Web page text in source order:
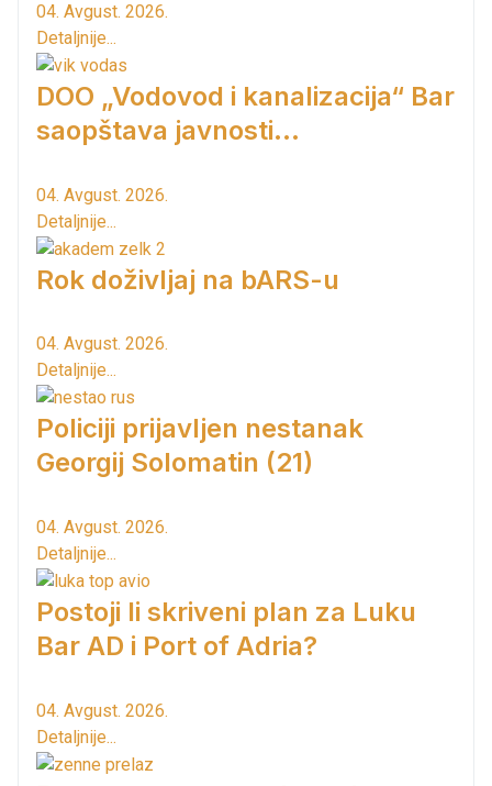
04. Avgust. 2026.
Detaljnije...
DOO „Vodovod i kanalizacija“ Bar
saopštava javnosti...
04. Avgust. 2026.
Detaljnije...
Rok doživljaj na bARS-u
04. Avgust. 2026.
Detaljnije...
Policiji prijavljen nestanak
Georgij Solomatin (21)
04. Avgust. 2026.
Detaljnije...
Postoji li skriveni plan za Luku
Bar AD i Port of Adria?
04. Avgust. 2026.
Detaljnije...